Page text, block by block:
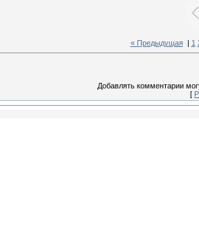
« Предыдущая| 1
Добавлять комментарии
[